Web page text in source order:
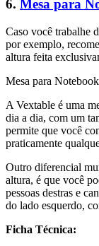
6. Mesa para
Caso você trabalhe
por exemplo,
altura feita
Mesa para
A Vextable é uma
dia a dia, com um
permite que você
praticamente
Outro diferencial
altura, é que você
pessoas destras e
do lado esquerdo,
Ficha Técnica: